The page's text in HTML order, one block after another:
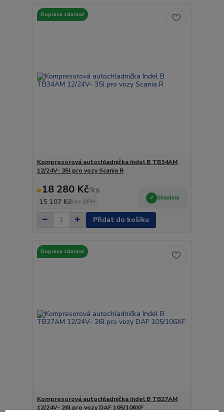
Doprava zdarma!
Kompresorová autochladnička Indel B TB34AM
12/24V- 35l pro vozy Scania R
18 280 Kč/ks
15 107 Kčbez DPH
Skladem
Přidat do košíku
Doprava zdarma!
Kompresorová autochladnička Indel B TB27AM
12/24V- 26l pro vozy DAF 105/106XF